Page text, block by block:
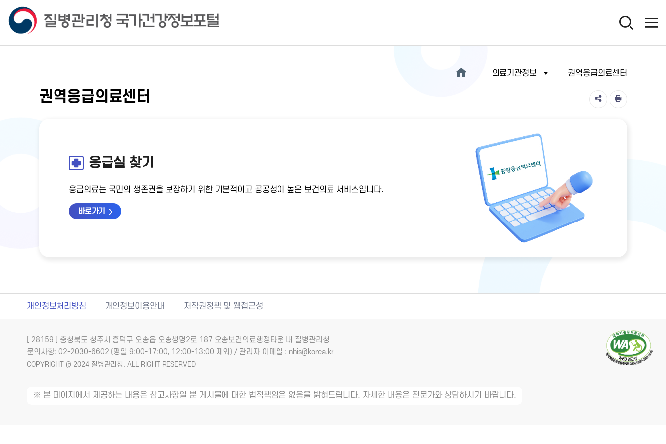
의료기관정보 권역응급의료센터
권역응급의료센터
응급실 찾기
응급의료는 국민의 생존권을 보장하기 위한 기본적이고 공공성이 높은 보건의료 서비스입니다.
바로가기
개인정보처리방침 개인정보이용안내 저작권정책 및 웹접근성
[ 28159 ] 충청북도 청주시 흥덕구 오송읍 오송생명2로 187 오송보건의료행정타운 내 질병관리청
문의사항: 02-2030-6602 (평일 9:00-17:00, 12:00-13:00 제외) / 관리자 이메일 : nhis@korea.kr
COPYRIGHT @ 2024 질병관리청. ALL RIGHT RESERVED
※ 본 페이지에서 제공하는 내용은 참고사항일 뿐 게시물에 대한 법적책임은 없음을 밝혀드립니다. 자세한 내용은 전문가와 상담하시기 바랍니다.